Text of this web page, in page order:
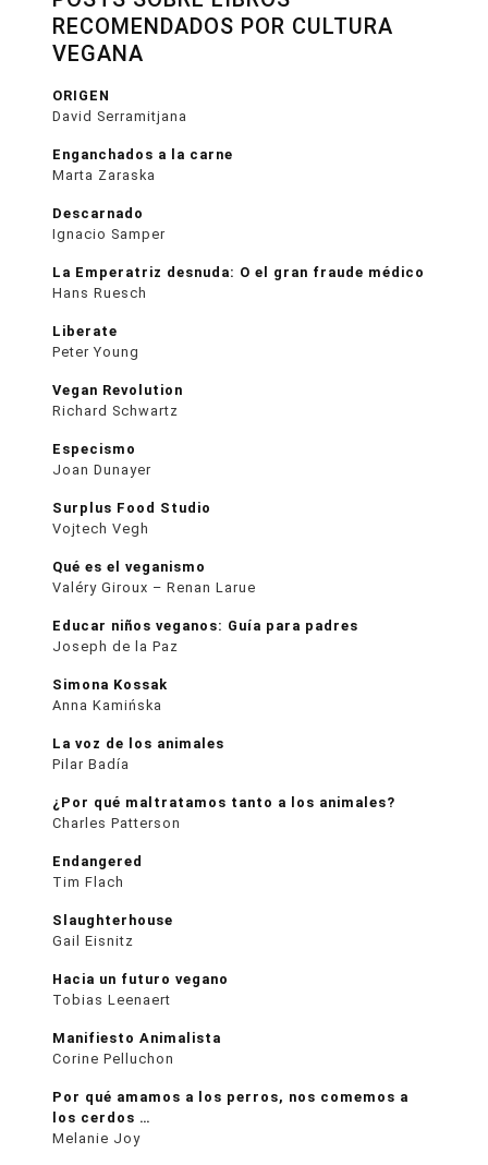
RECOMENDADOS POR CULTURA
VEGANA
ORIGEN
David Serramitjana
Enganchados a la carne
Marta Zaraska
Descarnado
Ignacio Samper
La Emperatriz desnuda: O el gran fraude médico
Hans Ruesch
Liberate
Peter Young
Vegan Revolution
Richard Schwartz
Especismo
Joan Dunayer
Surplus Food Studio
Vojtech Vegh
Qué es el veganismo
Valéry Giroux – Renan Larue
Educar niños veganos: Guía para padres
Joseph de la Paz
Simona Kossak
Anna Kamińska
La voz de los animales
Pilar Badía
¿Por qué maltratamos tanto a los animales?
Charles Patterson
Endangered
Tim Flach
Slaughterhouse
Gail Eisnitz
Hacia un futuro vegano
Tobias Leenaert
Manifiesto Animalista
Corine Pelluchon
Por qué amamos a los perros, nos comemos a
los cerdos …
Melanie Joy